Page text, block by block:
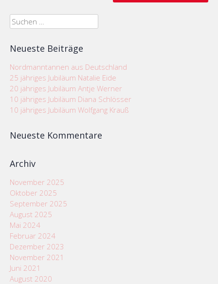
Antje Werner (stellvertretende Marktleitung), Rolf
Geyer (Geschäftsinhaber) Monika Luckenbach,
Carmine Petrone (Marktleitung), Michael Hennen
(Marktmanager)
Suchen
nach:
Neueste Beiträge
Nordmanntannen aus Deutschland
25 jähriges Jubiläum Natalie Eide
20 jähriges Jubiläum Antje Werner
10 jähriges Jubiläum Diana Schlösser
10 jähriges Jubiläum Wolfgang Krauß
Neueste Kommentare
Archiv
November 2025
Oktober 2025
September 2025
August 2025
Mai 2024
Februar 2024
Dezember 2023
November 2021
Juni 2021
August 2020